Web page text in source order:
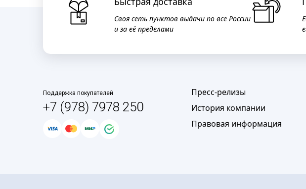
Своя сеть пунктов выдачи по все России
и за её пределами
Поддержка покупателей
+7 (978) 7978 250
Пресс-релизы
История компании
Правовая информация